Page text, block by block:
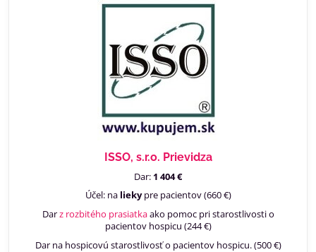
ISSO, s.r.o. Prievidza
Dar: 1 404 €
Účel: na liekypre pacientov (660 €)
Darz rozbitého prasiatkaako pomoc pri starostlivosti o
pacientov hospicu (244 €)
Dar na hospicovú starostlivosť o pacientov hospicu. (500 €)